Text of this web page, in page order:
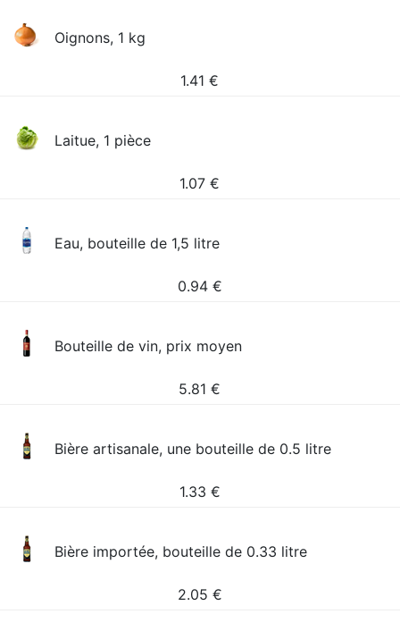
Oignons, 1 kg
1.41 €
Laitue, 1 pièce
1.07 €
Eau, bouteille de 1,5 litre
0.94 €
Bouteille de vin, prix moyen
5.81 €
Bière artisanale, une bouteille de 0.5 litre
1.33 €
Bière importée, bouteille de 0.33 litre
2.05 €